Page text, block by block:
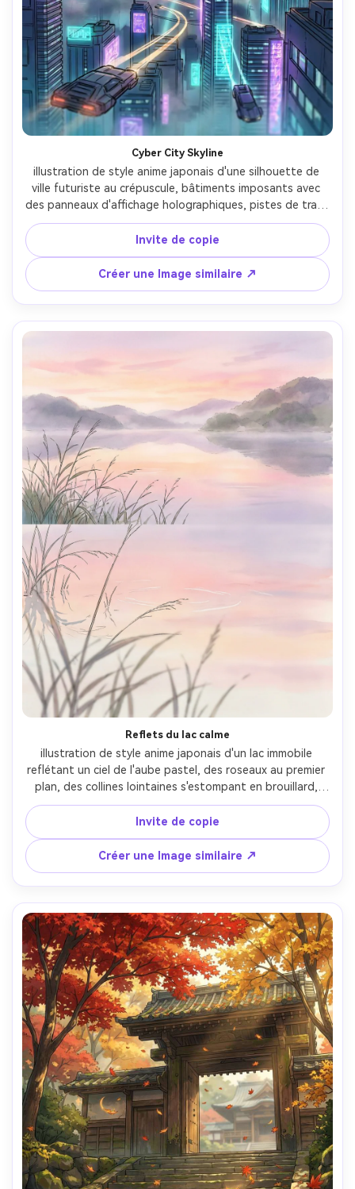
Cyber City Skyline
illustration de style anime japonais d'une silhouette de
ville futuriste au crépuscule, bâtiments imposants avec
des panneaux d'affichage holographiques, pistes de trafic
aérien brillantes, brume superposé et faisceaux de
lumière, cyan néon et tons violets, cel-ombrage nette
avec des nuages de peinture, échelle épique, large prise
de vue cinématographique, objectif 85 mm, profondeur
de champ peu profonde-AR 4:5
Invite de copie
Créer une Image similaire ↗
Reflets du lac calme
illustration de style anime japonais d'un lac immobile
reflétant un ciel de l'aube pastel, des roseaux au premier
plan, des collines lointaines s'estompant en brouillard,
des ondulations subtiles et des dégradés de lumière
douce, art de ligne délicat, texture de fond peinte à la
main, composition minimaliste calme, humeur sereine,
objectif de 85 mm, profondeur de champ peu profonde-
-ar 4:5
Invite de copie
Créer une Image similaire ↗
Créez des images IA
à l’infini. 100 %
gratuit!
Créer Gratuitement →